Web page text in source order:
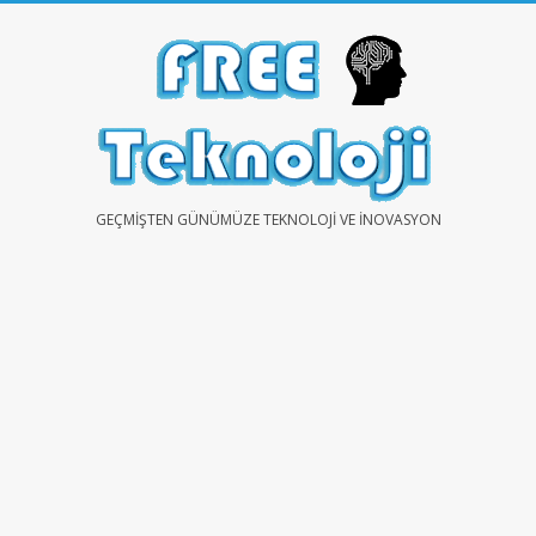
FREEGEÇMIŞTEN GÜNÜMÜZE TEKNOLOJI VE İNOVASYON